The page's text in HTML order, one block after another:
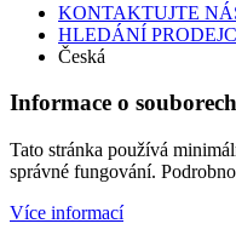
KONTAKTUJTE
HLEDÁNÍ
Česká
Informace o
Tato stránka používá
správné fungování.
Více informací